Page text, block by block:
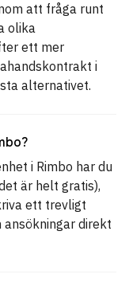
att fråga runt
olika
ett mer
i
alternativet.
i Rimbo har du
är helt gratis),
ett trevligt
direkt